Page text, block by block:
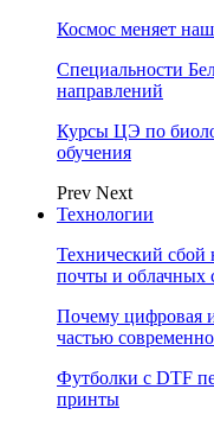
Космос меняет
Специальности
направлений
Курсы ЦЭ по
обучения
Prev Next
Технологии
Технический сбой
почты и облачных
Почему цифровая
частью
Футболки с DTF
принты